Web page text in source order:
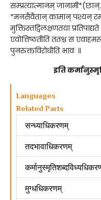
सम्प्रत्यात्मानम्
*मनसैवैतान् कामान् पश्यन्
मुक्तिस्तद्विलक्षणतया
एवोत्तिष्ठतीति ततश्च स
पुनरुक्तविरोधीति भावः ॥
इति
Languages
Related Parts
सन्ध्याधिकरणम्
तदभावाधिकरणम्
मुग्धधिकरणम्